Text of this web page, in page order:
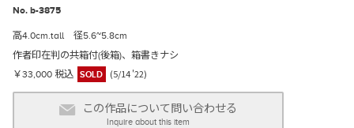
No. b-3875
高4.0cm.tall 径5.6~5.8cm
作者印在判の共箱付(後箱)、箱書きナシ
￥33,000 税込
SOLD (5/14 '22)
この作品について問い合わせる
Inquire about this item